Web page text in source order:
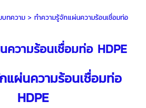
บทความ> ทำความรู้จักแผ่นความร้อนเชื่อมท่อ
ความร้อนเชื่อมท่อ HDPE
แผ่นความร้อนเชื่อมท่อ
HDPE